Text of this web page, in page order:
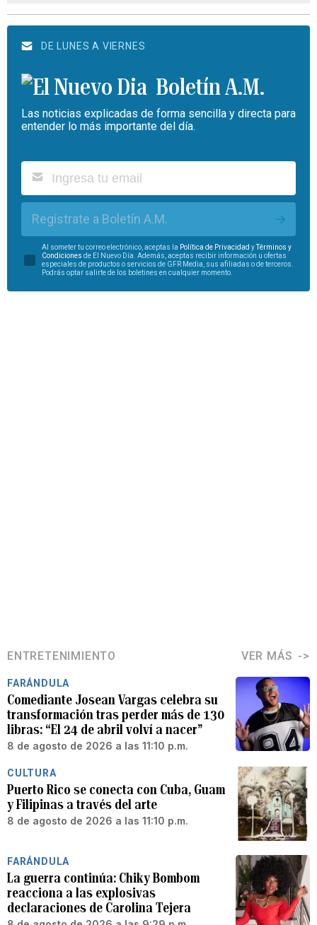
DE LUNES A VIERNES
Boletín A.M.
Las noticias explicadas de forma sencilla y directa para
entender lo más importante del día.
Regístrate a Boletín A.M.
Al someter tu correo electrónico, aceptas la Política de Privacidad yTérminos y
Condiciones de El Nuevo Día. Además, aceptas recibir información u ofertas
especiales de productos o servicios de GFR Media, sus afiliadas o de terceros.
Podrás optar salirte de los boletines en cualquier momento.
ENTRETENIMIENTO VER MÁS
FARÁNDULA
Comediante Josean Vargas celebra su
transformación tras perder más de 130
libras: “El 24 de abril volví a nacer”
8 de agosto de 2026 a las 11:10 p.m.
CULTURA
Puerto Rico se conecta con Cuba, Guam
y Filipinas a través del arte
8 de agosto de 2026 a las 11:10 p.m.
FARÁNDULA
La guerra continúa: Chiky Bombom
reacciona a las explosivas
declaraciones de Carolina Tejera